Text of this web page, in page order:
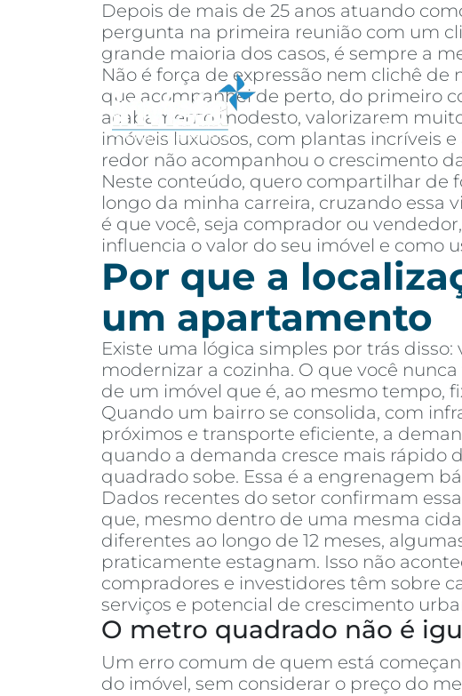
SobreComprar
Depois de mais de 25 anos atuando
pergunta na primeira reunião com um
grande maioria dos casos, é sempre a
Não é força de expressão nem clichê
que acompanhei de perto, do primeiro
acabamento modesto, valorizarem
imóveis luxuosos, com plantas incríveis
redor não acompanhou o crescimento
Neste conteúdo, quero compartilhar de
longo da minha carreira, cruzando essa
é que você, seja comprador ou
influencia o valor do seu imóvel e como
Por que a
um apartamento
Existe uma lógica simples por trás
modernizar a cozinha. O que você
de um imóvel que é, ao mesmo tempo,
Quando um bairro se consolida, com
próximos e transporte eficiente, a
quando a demanda cresce mais rápido
quadrado sobe. Essa é a engrenagem
Dados recentes do setor confirmam
que, mesmo dentro de uma mesma
diferentes ao longo de 12 meses,
praticamente estagnam. Isso não
compradores e investidores têm sobre
serviços e potencial de crescimento
O metro quadrado não é
Um erro comum de quem está
do imóvel, sem considerar o preço do